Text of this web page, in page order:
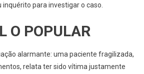
inquérito para investigar o caso.
O POPULAR
alarmante: uma paciente fragilizada,
relata ter sido vítima justamente